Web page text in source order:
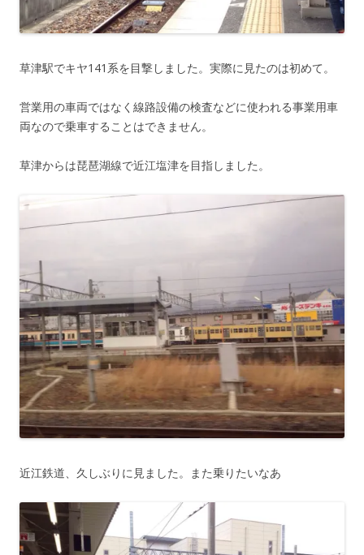
草津駅でキヤ141系を目撃しました。実際に見たのは初めて。
営業用の車両ではなく線路設備の検査などに使われる事業用車
両なので乗車することはできません。
草津からは琵琶湖線で近江塩津を目指しました。
近江鉄道、久しぶりに見ました。また乗りたいなあ